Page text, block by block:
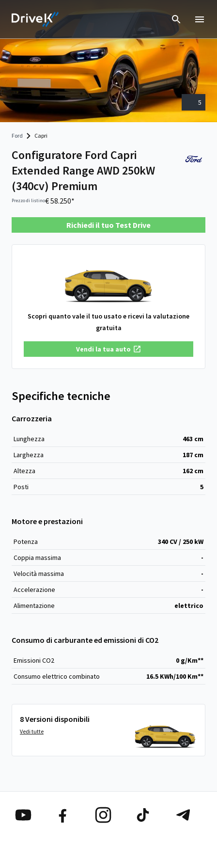
5
Ford Capri
Configuratore Ford Capri
Extended Range AWD 250kW
(340cv) Premium
Prezzo di listino€ 58.250*
Richiedi il tuo Test Drive
Scopri quanto vale il tuo usato e ricevi la valutazione
gratuita
Vendi la tua auto
Specifiche tecniche
Carrozzeria
Lunghezza 463 cm
Larghezza
187 cm
Altezza
162 cm
Posti
5
Motore e prestazioni
Potenza
340 CV / 250 kW
Coppia massima
-
Velocità massima
-
Accelerazione
-
Alimentazione
elettrico
Consumo di carburante ed emissioni di CO2
Emissioni CO2
0 g/Km**
Consumo elettrico combinato
16.5 KWh/100 Km**
8 Versioni disponibili
Vedi tutte